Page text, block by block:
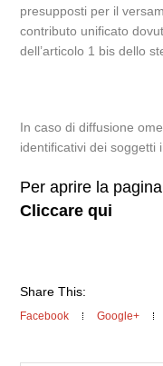
presupposti per il
contributo unificato
dell’articolo 1 bis dello
In caso di diffusione
identificativi dei soggetti
Per aprire la
Cliccare qui
Share This:
Facebook Google+